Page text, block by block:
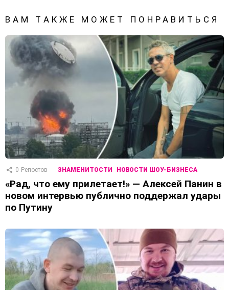
ВАМ ТАКЖЕ МОЖЕТ ПОНРАВИТЬСЯ
0 Репостов ЗНАМЕНИТОСТИ НОВОСТИ ШОУ-БИЗНЕСА
«Рад, что ему прилетает!» — Алексей Панин в
новом интервью публично поддержал удары
по Путину